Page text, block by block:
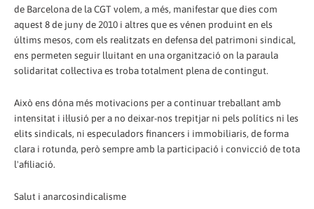
de Barcelona de la CGT volem, a més, manifestar que dies com
aquest 8 de juny de 2010 i altres que es vénen produint en els
últims mesos, com els realitzats en defensa del patrimoni sindical,
ens permeten seguir lluitant en una organització on la paraula
solidaritat col·lectiva es troba totalment plena de contingut.
Això ens dóna més motivacions per a continuar treballant amb
intensitat i il·lusió per a no deixar-nos trepitjar ni pels polítics ni les
elits sindicals, ni especuladors financers i immobiliaris, de forma
clara i rotunda, però sempre amb la participació i convicció de tota
l'afiliació.
Salut i anarcosindicalisme